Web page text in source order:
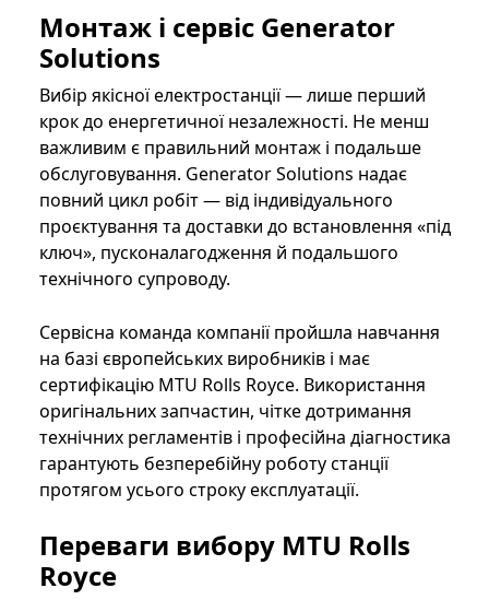
Монтаж і сервіс Generator
Solutions
Вибір якісної електростанції — лише перший
крок до енергетичної незалежності. Не менш
важливим є правильний монтаж і подальше
обслуговування. Generator Solutions надає
повний цикл робіт — від індивідуального
проєктування та доставки до встановлення «під
ключ», пусконалагодження й подальшого
технічного супроводу.
Сервісна команда компанії пройшла навчання
на базі європейських виробників і має
сертифікацію MTU Rolls Royce. Використання
оригінальних запчастин, чітке дотримання
технічних регламентів і професійна діагностика
гарантують безперебійну роботу станції
протягом усього строку експлуатації.
Переваги вибору MTU Rolls
Royce